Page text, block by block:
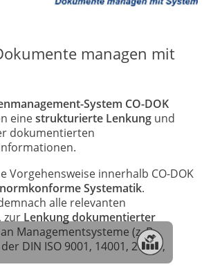
managen mit
System CO-DOK
einestrukturierte Lenkung und
dokumentierten
Vorgehensweise innerhalb CO-DOK
normkonforme Systematik.
alle relevanten
zur Lenkung dokumentierter
Managementsysteme (z. B.
DIN ISO 9001, 14001, 27001,